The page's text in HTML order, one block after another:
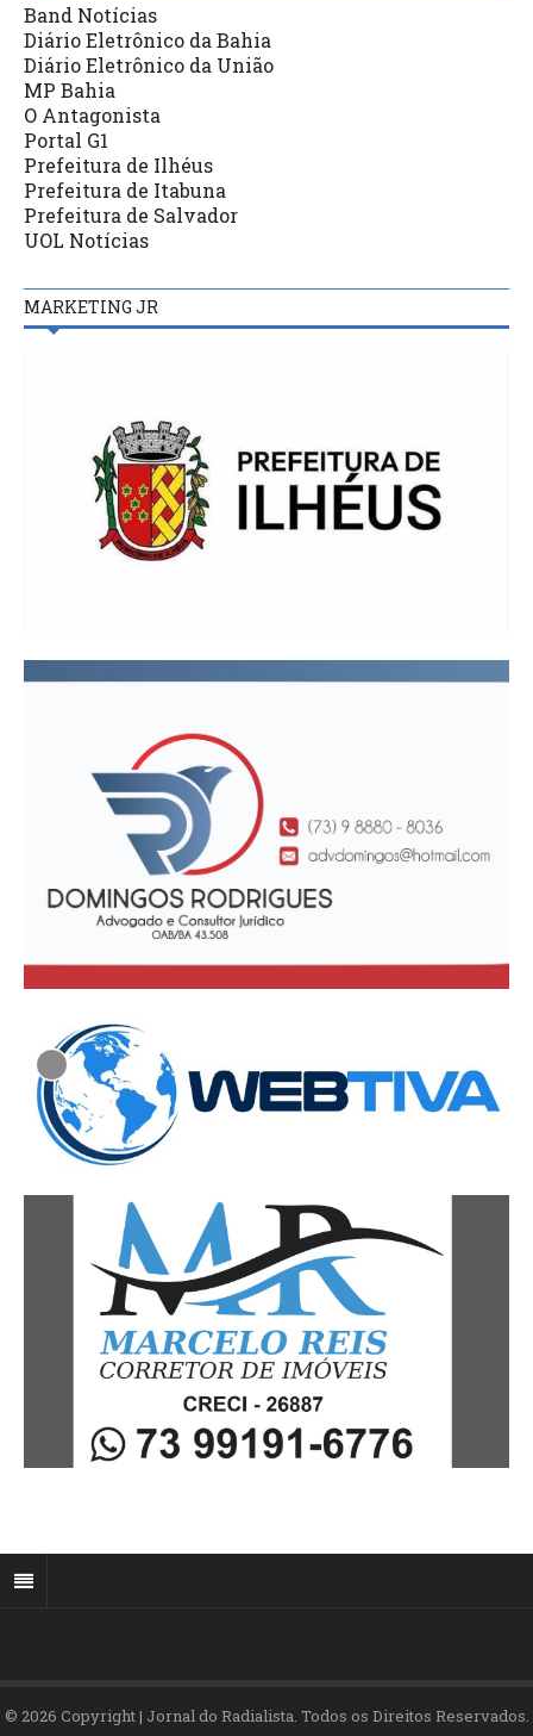
Band Notícias
Diário Eletrônico da Bahia
Diário Eletrônico da União
MP Bahia
O Antagonista
Portal G1
Prefeitura de Ilhéus
Prefeitura de Itabuna
Prefeitura de Salvador
UOL Notícias
MARKETING JR
© 2026 Copyright | Jornal do Radialista. Todos os Direitos Reservados.